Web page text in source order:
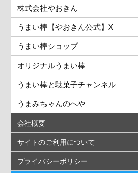
株式会社やおきん
うまい棒【やおきん公式】X
うまい棒ショップ
オリジナルうまい棒
うまい棒と駄菓子チャンネル
うまみちゃんのへや
会社概要
サイトのご利用について
プライバシーポリシー